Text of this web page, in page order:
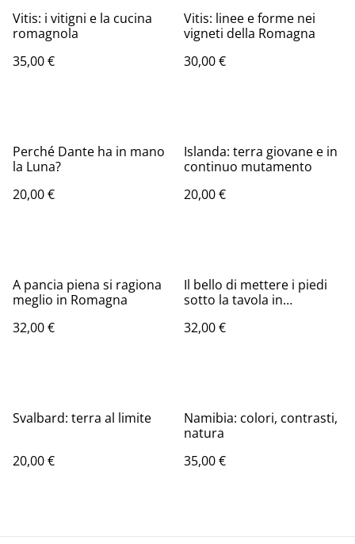
Vitis: i vitigni e la cucina
romagnola
35,00 €
Vitis: linee e forme nei
vigneti della Romagna
30,00 €
Perché Dante ha in mano
la Luna?
20,00 €
Islanda: terra giovane e in
continuo mutamento
20,00 €
A pancia piena si ragiona
meglio in Romagna
32,00 €
Il bello di mettere i piedi
sotto la tavola in
32,00 €
Svalbard: terra al limite
20,00 €
Namibia: colori, contrasti,
natura
35,00 €